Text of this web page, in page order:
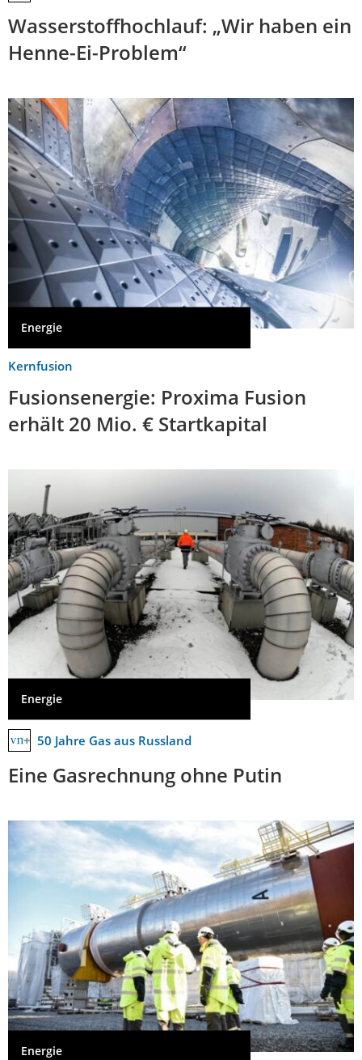
Wasserstoffhochlauf: „Wir haben ein
Henne-Ei-Problem“
Energie
Kernfusion
Fusionsenergie: Proxima Fusion
erhält 20 Mio. € Startkapital
Energie
50 Jahre Gas aus Russland
Eine Gasrechnung ohne Putin
Energie